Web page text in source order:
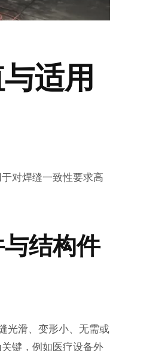
适用
对焊缝一致性要求高
结构件
光滑、变形小、无需或
键，例如医疗设备外